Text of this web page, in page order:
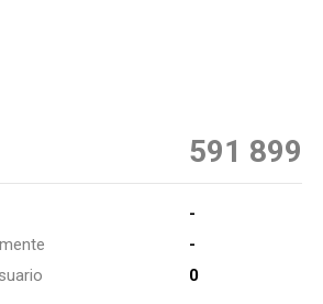
591 899
-
-
0